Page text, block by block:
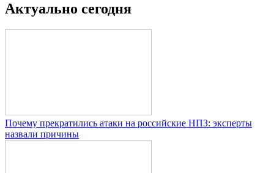
Актуально сегодня
Почему прекратились атаки на российские НПЗ: эксперты
назвали причины